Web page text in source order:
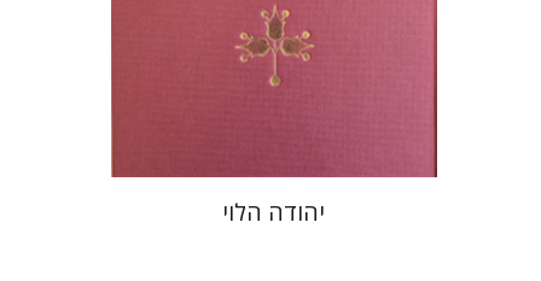
הנחת אתר ספר מודפס
יהודה הלוי